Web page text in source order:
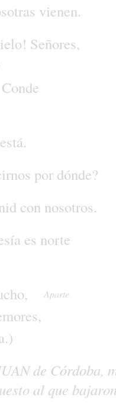
vienen.
Señores,
Conde
está.
por dónde?
con nosotros.
es norte
Aparte
de Córdoba,
al que